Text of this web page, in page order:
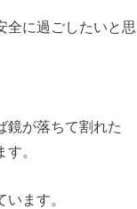
全に過ごしたいと思
鏡が落ちて割れた
。
ます。